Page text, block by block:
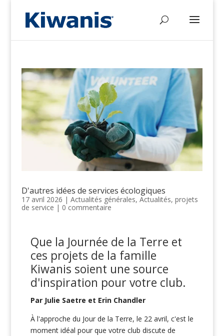
D'autres idées de services écologiques
17 avril 2026 | Actualités générales, Actualités, projets
de service | 0 commentaire
Que la Journée de la Terre et
ces projets de la famille
Kiwanis soient une source
d'inspiration pour votre club.
Par Julie Saetre et Erin Chandler
À l'approche du Jour de la Terre, le 22 avril, c'est le
moment idéal pour que votre club discute de